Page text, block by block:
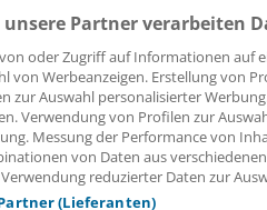
Jetzt anmelden »
vergessen?
Problem beim Login?
ist mit wenigen Klicks
des kostenlosen
Partner verarbeiten
oder Zugriff auf Informationen auf
von Werbeanzeigen. Erstellung von
zur Auswahl personalisierter
Verwendung von Profilen zur
Messung der Performance von
von Daten aus
reduzierter Daten zur
(Lieferanten)